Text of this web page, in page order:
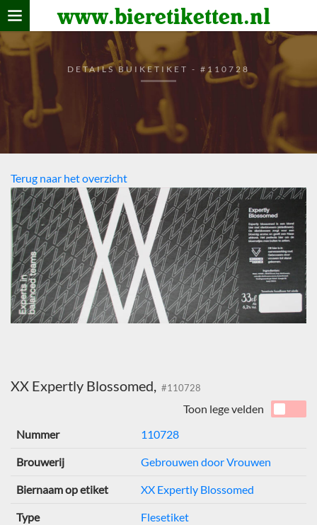
www.bieretiketten.nl
Home
verzamelen
De bierkaart
Bezoekers
DETAILS BUIKETIKET - #110728
Terug naar het overzicht
XX Expertly Blossomed, #110728
Toon lege velden
Nummer
110728
Brouwerij Gebrouwen door Vrouwen
Biernaam op etiket XX Expertly Blossomed
Type Flesetiket